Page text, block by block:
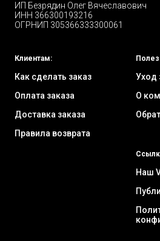
ИП Безрядин Олег Вячеславович
ИНН 366300193216
ОГРНИП 305366333300061
Клиентам:
Как сделать заказ
Оплата заказа
Доставка заказа
Правила возврата
Уход
О
Наш